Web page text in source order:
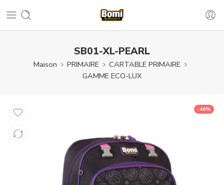
SB01-XL-PEARL
Maison PRIMAIRE
CARTABLE PRIMAIRE
GAMME ECO-LUX
-46%